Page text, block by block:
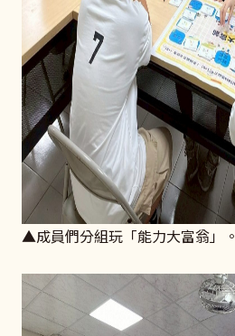
▲成員們分組玩「能力大富翁」。